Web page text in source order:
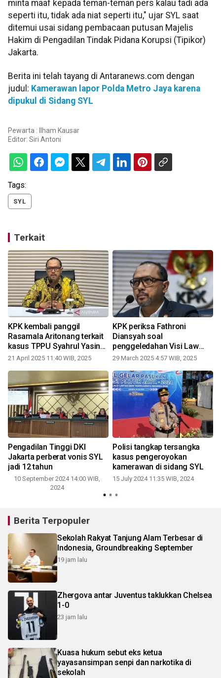
minta maaf kepada teman-teman pers kalau tadi ada
seperti itu, tidak ada niat seperti itu," ujar SYL saat
ditemui usai sidang pembacaan putusan Majelis
Hakim di Pengadilan Tindak Pidana Korupsi (Tipikor)
Jakarta.
Berita ini telah tayang di Antaranews.com dengan
judul: Kamerawan lapor Polda Metro Jaya karena
dipukul di Sidang SYL
Pewarta : Ilham Kausar
Editor: Siri Antoni
Tags:
SYL
Terkait
KPK kembali panggil
Rasamala Aritonang terkait
kasus TPPU Syahrul Yasin
Limpo
21 April 2025 11:40 WIB, 2025
KPK periksa Fathroni
Diansyah soal
penggeledahan Visi Law
Office
29 March 2025 4:57 WIB, 2025
Pengadilan Tinggi DKI
Jakarta perberat vonis SYL
jadi 12 tahun
10 September 2024 14:00 WIB,
2024
Polisi tangkap tersangka
kasus pengeroyokan
kamerawan di sidang SYL
15 July 2024 11:35 WIB, 2024
Berita Terpopuler
Sekolah Rakyat Tanjung Alam Terbesar di
Indonesia, Groundbreaking September
19 jam lalu
Zhergova antar Juventus taklukkan Chelsea
1-0
23 jam lalu
Kuasa hukum sebut eks ketua
yayasansimpan senpi dan narkotika di
sekolah